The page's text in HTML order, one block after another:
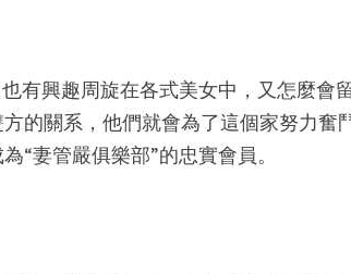
有興趣周旋在各式美女中，又怎麼會
的關系，他們就會為了這個家努力奮
“妻管嚴俱樂部”的忠實會員。